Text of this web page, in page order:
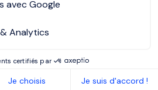
avec Google
Analytics
certifiés par
Je choisis Je suis d'accord !
talentów w Polsce:
stoi za
pracowników